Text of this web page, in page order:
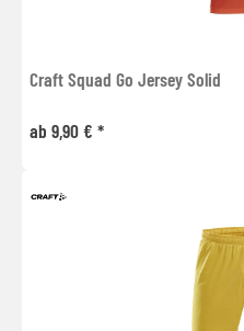
Craft Squad Go Jersey Solid
ab 9,90 € *